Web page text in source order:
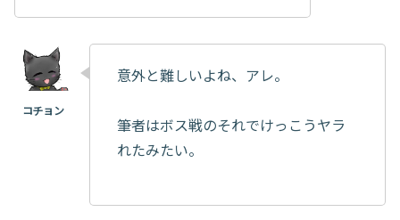
意外と難しいよね、アレ。
筆者はボス戦のそれでけっこうヤラ
れたみたい。